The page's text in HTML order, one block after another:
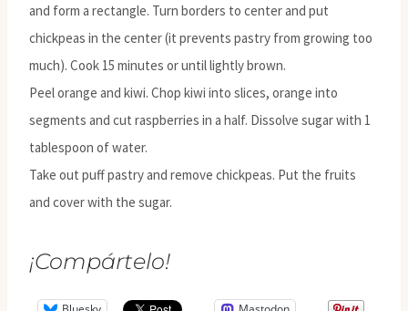
and form a rectangle. Turn borders to center and put
chickpeas in the center (it prevents pastry from growing too
much). Cook 15 minutes or until lightly brown.
Peel orange and kiwi. Chop kiwi into slices, orange into
segments and cut raspberries in a half. Dissolve sugar with 1
tablespoon of water.
Take out puff pastry and remove chickpeas. Put the fruits
and cover with the sugar.
¡Compártelo!